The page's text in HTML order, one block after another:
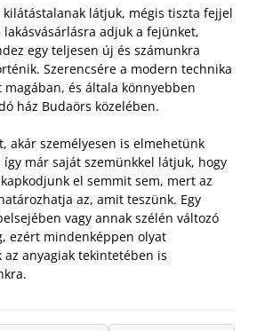
látjuk, mégis tiszta fejjel
adjuk a fejünket,
egy teljesen új és számunkra
Szerencsére a modern technika
és általa könnyebben
ház Budaörs közelében.
akár személyesen is elmehetünk
már saját szemünkkel látjuk, hogy
el semmit sem, mert az
az, amit teszünk. Egy
vagy annak szélén változó
ezért mindenképpen olyat
az anyagiak tekintetében is